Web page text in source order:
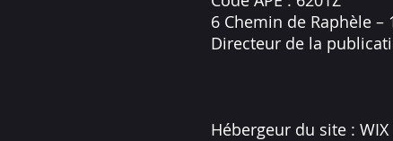
6 Chemin de Raphèle –
Directeur de la
Hébergeur du site : WIX